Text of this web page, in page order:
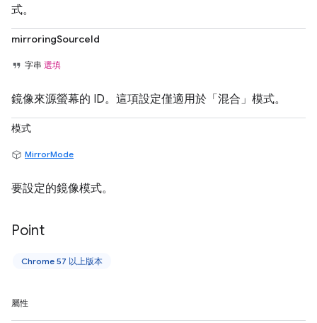
式。
mirroringSourceId
字串 選填
鏡像來源螢幕的 ID。這項設定僅適用於「混合」模式。
模式
MirrorMode
要設定的鏡像模式。
Point
Chrome 57 以上版本
屬性